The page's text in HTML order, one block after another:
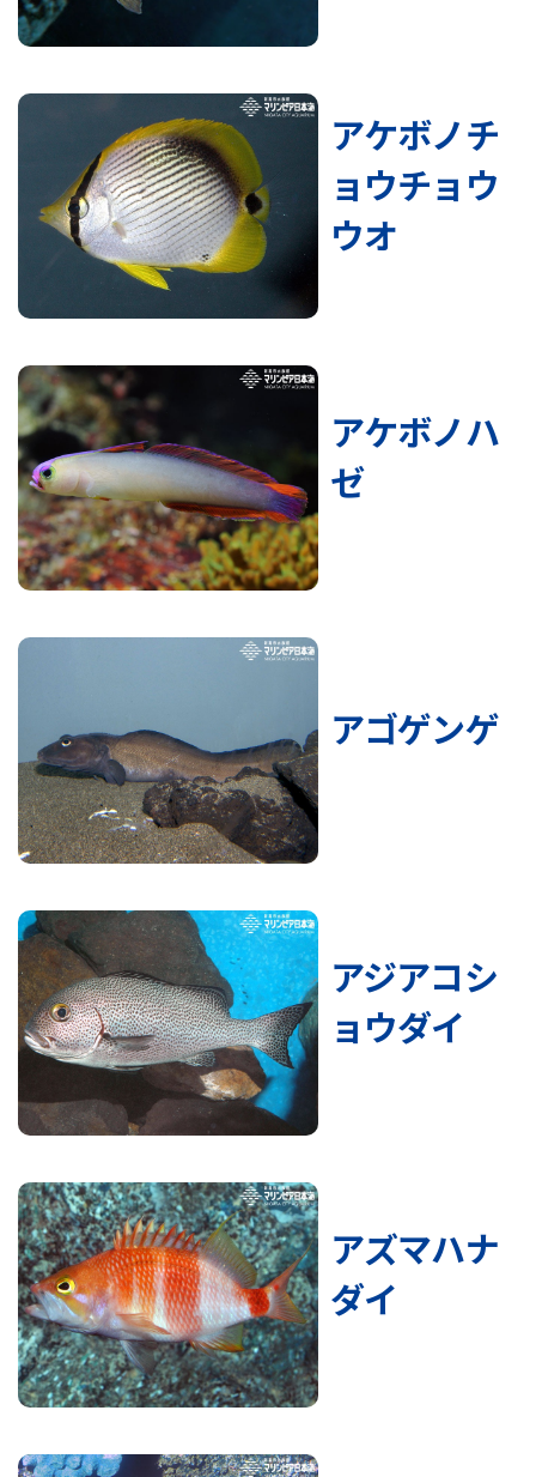
アケボノチ
ョウチョウ
ウオ
アケボノハ
ゼ
アゴゲンゲ
アジアコシ
ョウダイ
アズマハナ
ダイ